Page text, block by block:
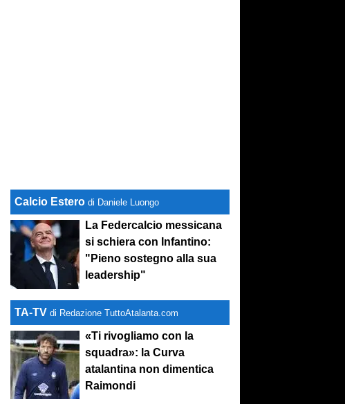
Calcio Estero di Daniele Luongo
La Federcalcio messicana
si schiera con Infantino:
"Pieno sostegno alla sua
leadership"
TA-TVdi Redazione TuttoAtalanta.com
«Ti rivogliamo con la
squadra»: la Curva
atalantina non dimentica
Raimondi